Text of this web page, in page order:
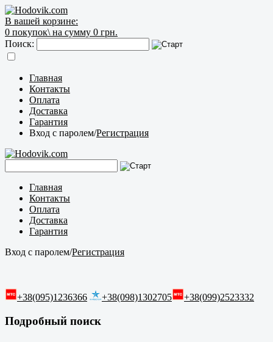
В вашей корзине:
0 покупок\ на сумму 0 грн.
Поиск:
Главная
Контакты
Оплата
Доставка
Гарантия
Вход с паролем/Регистрация
Главная
Контакты
Оплата
Доставка
Гарантия
Вход с паролем/Регистрация
+38(095)1236366 +38(098)1302705 +38(099)2523332
Подробный поиск